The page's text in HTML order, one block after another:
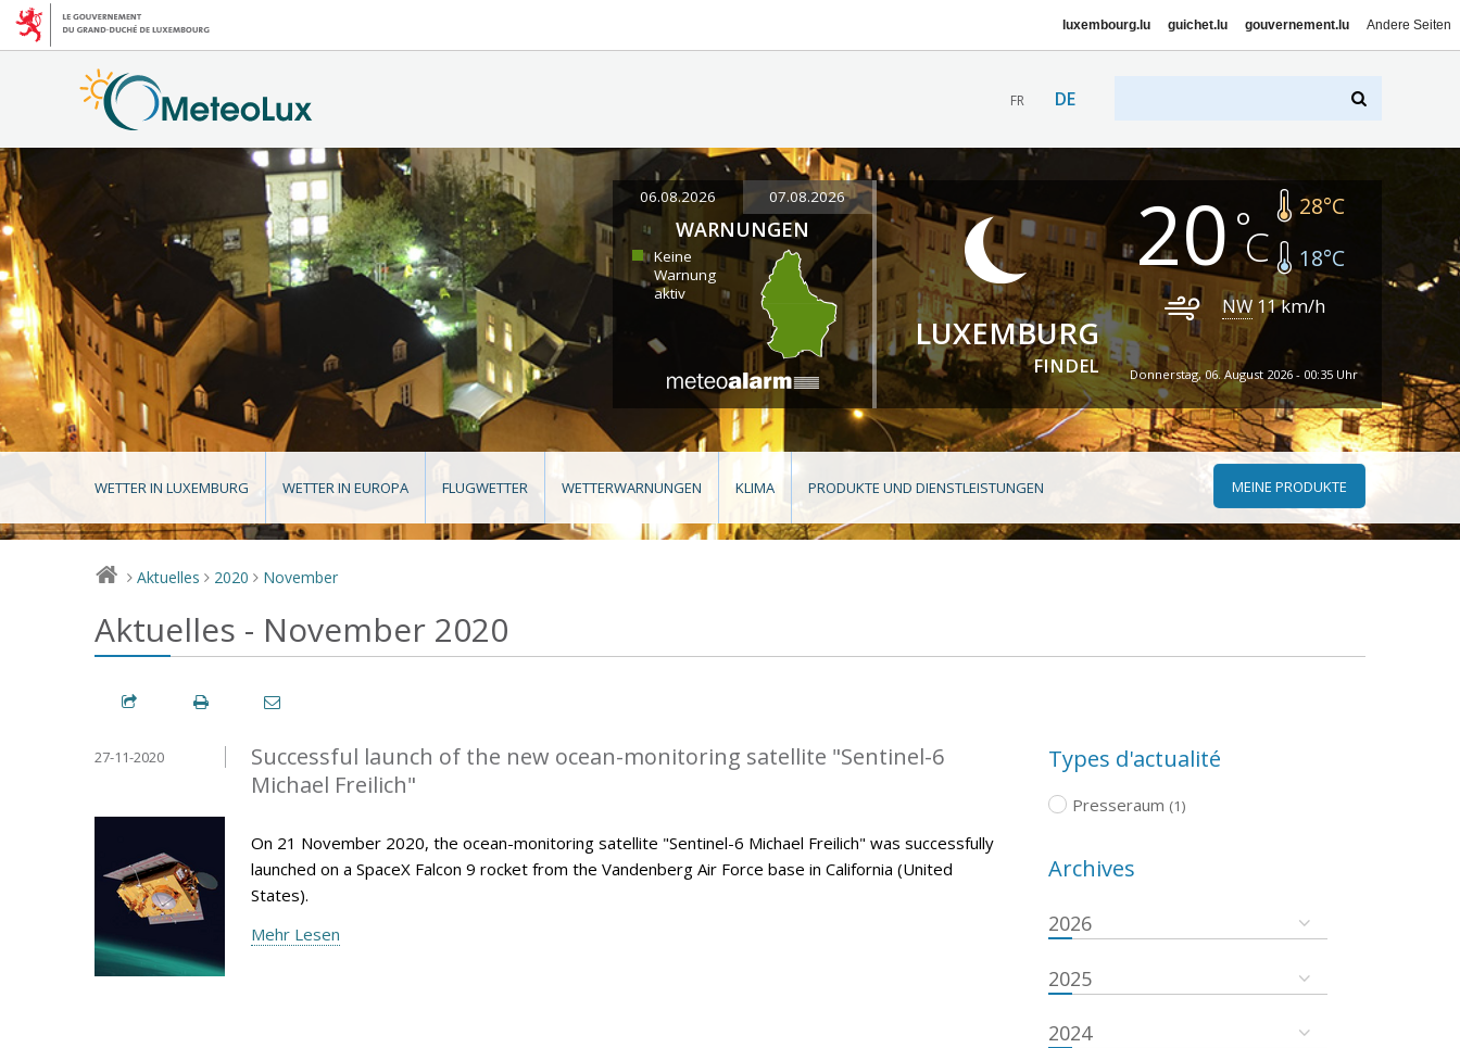
luxembourg.lu guichet.lu gouvernement.lu Andere Seiten
FR DE
06.08.2026 07.08.2026
WARNUNGEN
Keine
Warnung
aktiv
LUXEMBURG
FINDEL
20 28°C
18°C
NW 11km/h
Donnerstag, 06. August 2026 - 00:35 Uhr
WETTER IN LUXEMBURG WETTER IN EUROPA FLUGWETTER WETTERWARNUNGEN KLIMA PRODUKTE UND DIENSTLEISTUNGEN MEINE PRODUKTE
> Aktuelles > 2020 > November
Aktuelles - November 2020
Successful launch of the new ocean-monitoring satellite "Sentinel-6
Michael Freilich"
27-11-2020
On 21 November 2020, the ocean-monitoring satellite "Sentinel-6 Michael Freilich" was successfully
launched on a SpaceX Falcon 9 rocket from the Vandenberg Air Force base in California (United
States).
Mehr Lesen
Types d'actualité
Presseraum (1)
Archives
2026
2025
2024